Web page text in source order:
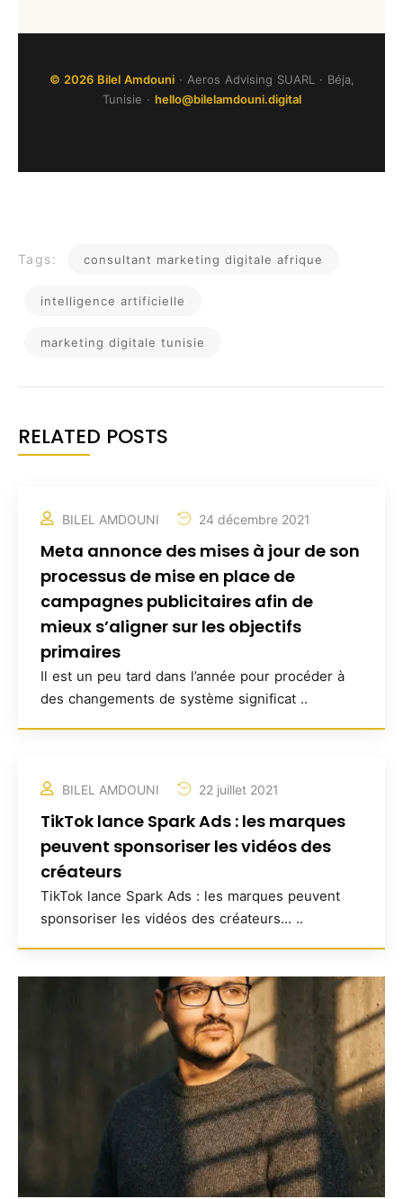
© 2026 Bilel Amdouni· Aeros Advising SUARL · Béja,
Tunisie · hello@bilelamdouni.digital
Tags: consultant marketing digitale afrique
intelligence artificielle
marketing digitale tunisie
RELATED POSTS
BILEL AMDOUNI 24 décembre 2021
Meta annonce des mises à jour de son
processus de mise en place de
campagnes publicitaires afin de
mieux s’aligner sur les objectifs
primaires
Il est un peu tard dans l’année pour procéder à
des changements de système significat ..
BILEL AMDOUNI 22 juillet 2021
TikTok lance Spark Ads : les marques
peuvent sponsoriser les vidéos des
créateurs
TikTok lance Spark Ads : les marques peuvent
sponsoriser les vidéos des créateurs... ..